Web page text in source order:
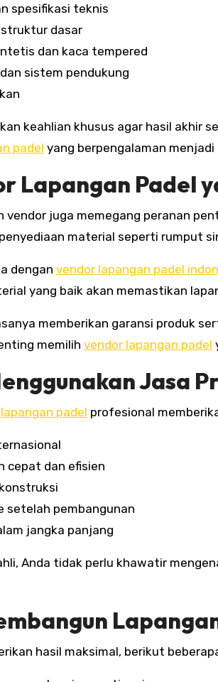
spesifikasi teknis
struktur dasar
dan kaca tempered
sistem pendukung
keahlian khusus agar hasil akhir
padel yang berpengalaman
Lapangan Padel
vendor juga memegang peranan
material seperti rumput
dengan vendor lapangan padel
yang baik akan memastikan
memberikan garansi produk
memilih vendor lapangan padel
Jasa
padel profesional
cepat dan efisien
setelah pembangunan
jangka panjang
Anda tidak perlu khawatir
hasil maksimal, berikut